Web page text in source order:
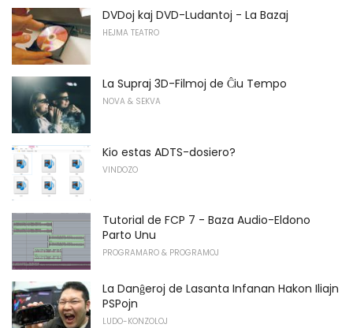
DVDoj kaj DVD-Ludantoj - La Bazaj
HEJMA TEATRO
La Supraj 3D-Filmoj de Ĉiu Tempo
NOVA & SEKVA
Kio estas ADTS-dosiero?
VINDOZO
Tutorial de FCP 7 - Baza Audio-Eldono
Parto Unu
PROGRAMARO & PROGRAMOJ
La Danĝeroj de Lasanta Infanan Hakon Iliajn
PSPojn
LUDO-KONZOLOJ